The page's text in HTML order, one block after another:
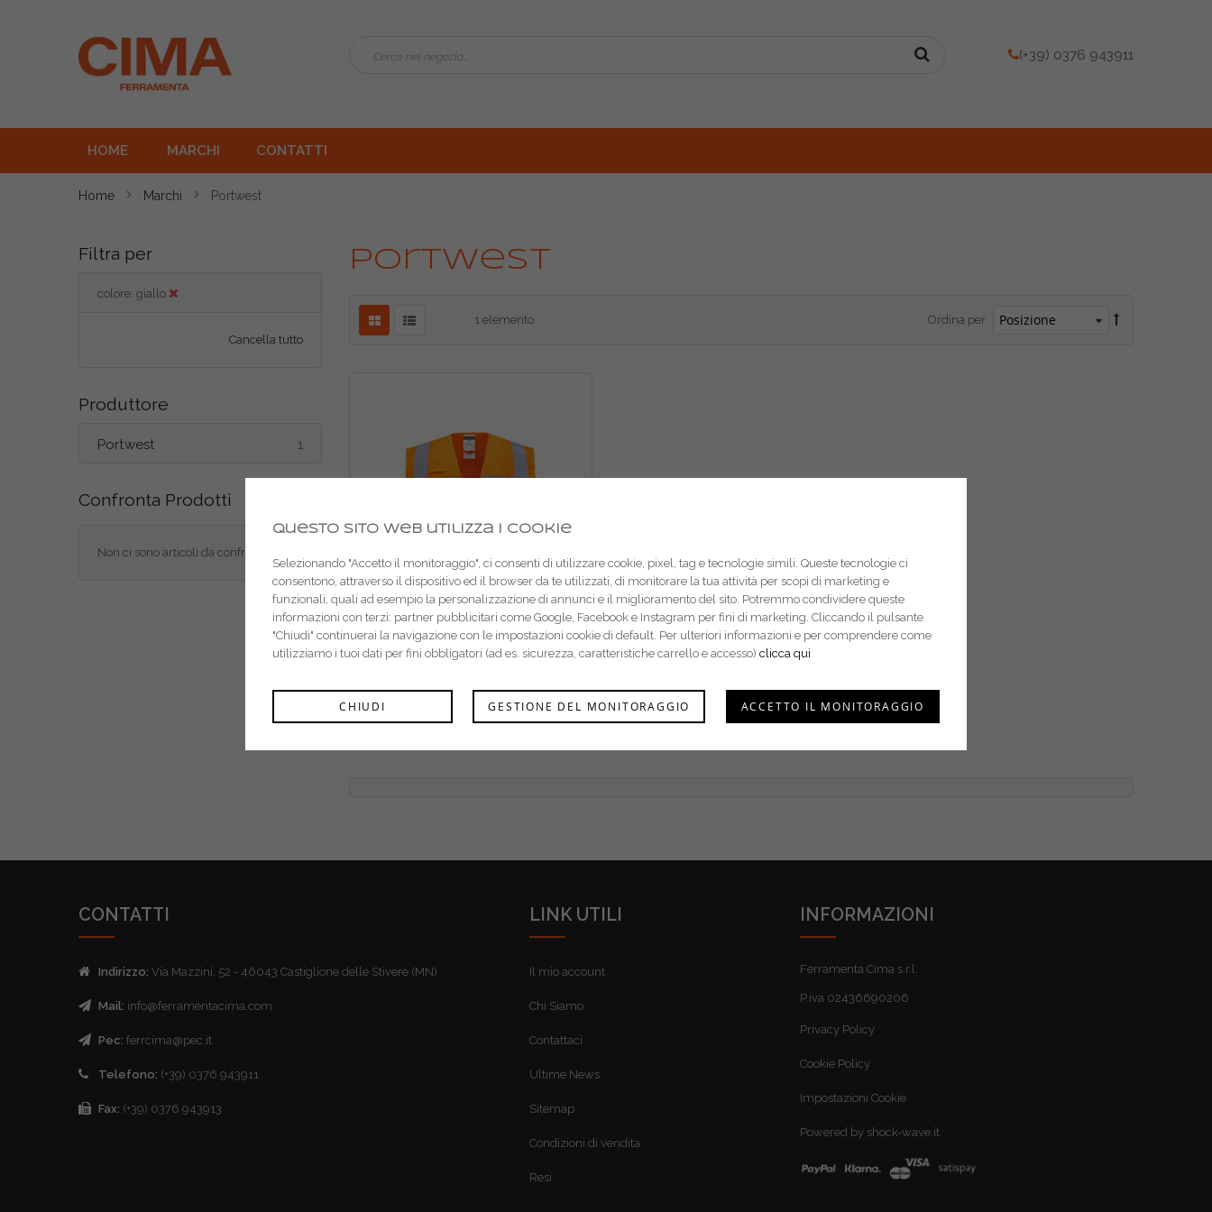
(+39) 0376 943911
HOME MARCHI CONTATTI
Home Marchi Portwest
Portwest
1 elemento Ordina per
Portwest gilet mesh alta visibilità
Filtra per
colore giallo
Cancella tutto
Produttore
Portwest 1
Confronta Prodotti
Non ci sono articoli da confrontare.
CONTATTI
Indirizzo: Via Mazzini, 52 - 46043 Castiglione delle Stivere (MN)
Mail: info@ferramentacima.com
Pec: ferrcima@pec.it
Telefono: (+39) 0376 943911
Fax: (+39) 0376 943913
LINK UTILI
Il mio account
Chi Siamo
Contattaci
Ultime News
Sitemap
Condizioni di vendita
Resi
INFORMAZIONI
Ferramenta Cima s.r.l.
P.iva 02436690206
Privacy Policy
Cookie Policy
Impostazioni Cookie
Powered by shock-wave.it
Questo sito web utilizza i cookie
Selezionando "Accetto il monitoraggio", ci consenti di utilizzare cookie, pixel, tag e tecnologie simili. Queste tecnologie ci
consentono, attraverso il dispositivo ed il browser da te utilizzati, di monitorare la tua attività per scopi di marketing e
funzionali, quali ad esempio la personalizzazione di annunci e il miglioramento del sito. Potremmo condividere queste
informazioni con terzi: partner pubblicitari come Google, Facebook e Instagram per fini di marketing. Cliccando il pulsante
"Chiudi" continuerai la navigazione con le impostazioni cookie di default. Per ulteriori informazioni e per comprendere come
utilizziamo i tuoi dati per fini obbligatori (ad es. sicurezza, caratteristiche carrello e accesso) clicca qui
CHIUDI GESTIONE DEL MONITORAGGIO ACCETTO IL MONITORAGGIO